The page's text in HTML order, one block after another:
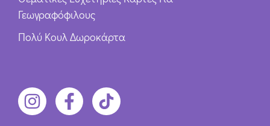
Γεωγραφόφιλους
Πολύ Κουλ Δωροκάρτα